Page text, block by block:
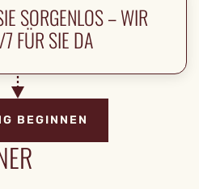
SORGENLOS – WIR
FÜR SIE DA
BEGINNEN